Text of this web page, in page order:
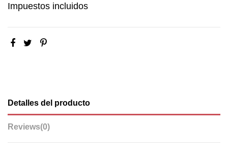
Impuestos incluidos
Detalles del producto
Reviews(0)